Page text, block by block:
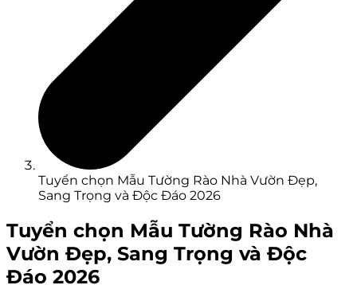
Tuyển chọn Mẫu Tường Rào Nhà Vườn Đẹp,
Sang Trọng và Độc Đáo 2026
Tuyển chọn Mẫu Tường Rào Nhà
Vườn Đẹp, Sang Trọng và Độc
Đáo 2026